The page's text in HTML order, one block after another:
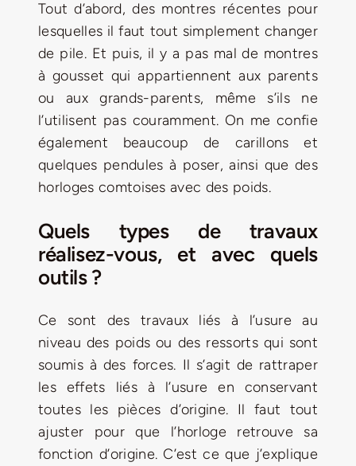
Tout d’abord, des montres récentes pour
lesquelles il faut tout simplement changer
de pile. Et puis, il y a pas mal de montres
à gousset qui appartiennent aux parents
ou aux grands-parents, même s’ils ne
l’utilisent pas couramment. On me confie
également beaucoup de carillons et
quelques pendules à poser, ainsi que des
horloges comtoises avec des poids.
Quels types de travaux
réalisez-vous, et avec quels
outils ?
Ce sont des travaux liés à l’usure au
niveau des poids ou des ressorts qui sont
soumis à des forces. Il s’agit de rattraper
les effets liés à l’usure en conservant
toutes les pièces d’origine. Il faut tout
ajuster pour que l’horloge retrouve sa
fonction d’origine. C’est ce que j’explique